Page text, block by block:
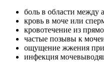
боль в области между
кровь в моче или
кровотечение из
частые позывы к
ощущение жжения
инфекция